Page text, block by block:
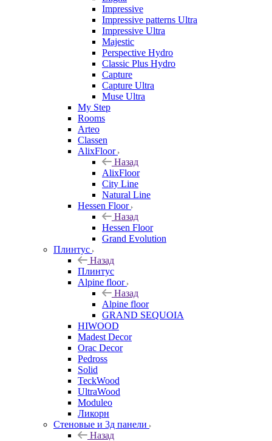
Impressive
Impressive patterns Ultra
Impressive Ultra
Majestic
Perspective Hydro
Classic Plus Hydro
Capture
Capture Ultra
Muse Ultra
My Step
Rooms
Arteo
Classen
AlixFloor
Назад
AlixFloor
City Line
Natural Line
Hessen Floor
Назад
Hessen Floor
Grand Evolution
Плинтус
Назад
Плинтус
Alpine floor
Назад
Alpine floor
GRAND SEQUOIA
HIWOOD
Madest Decor
Orac Decor
Pedross
Solid
TeckWood
UltraWood
Moduleo
Ликорн
Стеновые и 3д панели
Назад